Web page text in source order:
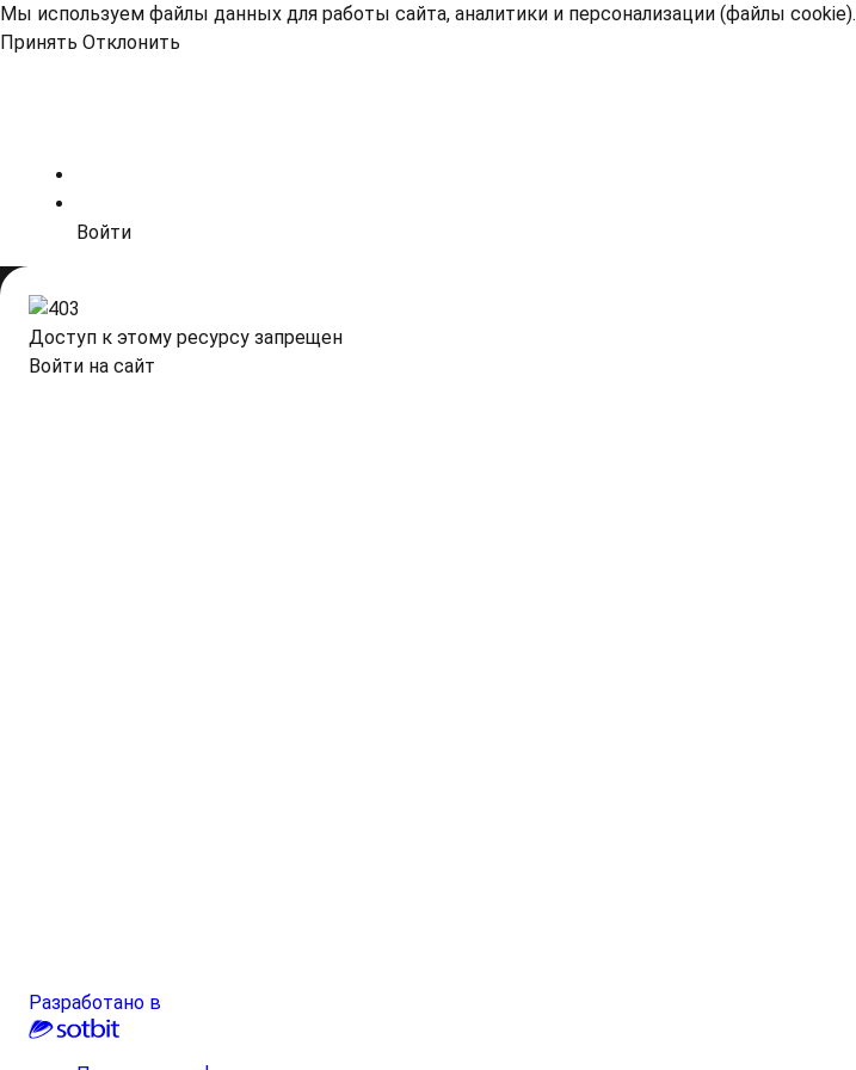
Мы используем файлы данных для работы сайта, аналитики и персонализации (файлы cookie).
Принять Отклонить
Войти
Доступ к этому ресурсу запрещен
Войти на сайт
Разработано в